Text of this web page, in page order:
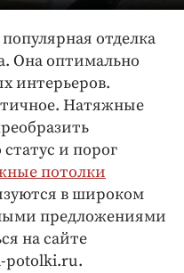
отделка
Она оптимально
интерьеров.
Натяжные
и порог
потолки
в широком
предложениями
на сайте
potolki.ru.